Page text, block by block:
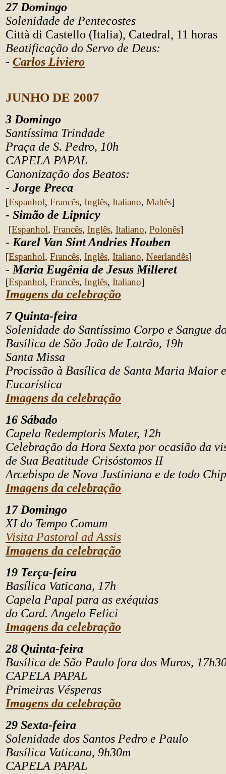
27 Domingo
Solenidade de Pentecostes
Città di Castello (Italia), Catedral, 11 horas
Beatificação do Servo de Deus:
- Carlos Liviero
JUNHO DE 2007
3 Domingo
Santíssima Trindade
Praça de S. Pedro, 10h
CAPELA PAPAL
Canonização dos Beatos:
- Jorge Preca
[Espanhol, Francês, Inglês, Italiano, Maltês]
- Simão de Lipnicy
[Espanhol, Francês, Inglês, Italiano, Polonês]
- Karel Van Sint Andries Houben
[Espanhol, Francês, Inglês, Italiano, Neerlandês]
- Maria Eugênia de Jesus Milleret
[Espanhol, Francês, Inglês, Italiano]
Imagens da celebração
7 Quinta-feira
Solenidade do Santíssimo Corpo e Sangue
Basílica de São João de Latrão, 19h
Santa Missa
Procissão à Basílica de Santa Maria Maior
Eucarística
Imagens da celebração
16 Sábado
Capela Redemptoris Mater, 12h
Celebração da Hora Sexta por ocasião da
de Sua Beatitude Crisóstomos II
Arcebispo de Nova Justiniana e de todo
Imagens da celebração
17 Domingo
XI do Tempo Comum
Visita Pastoral ad Assis
Imagens da celebração
19 Terça-feira
Basílica Vaticana, 17h
Capela Papal para as exéquias
do Card. Angelo Felici
Imagens da celebração
28 Quinta-feira
Basílica de São Paulo fora dos Muros,
CAPELA PAPAL
Primeiras Vésperas
Imagens da celebração
29 Sexta-feira
Solenidade dos Santos Pedro e Paulo
Basílica Vaticana, 9h30m
CAPELA PAPAL